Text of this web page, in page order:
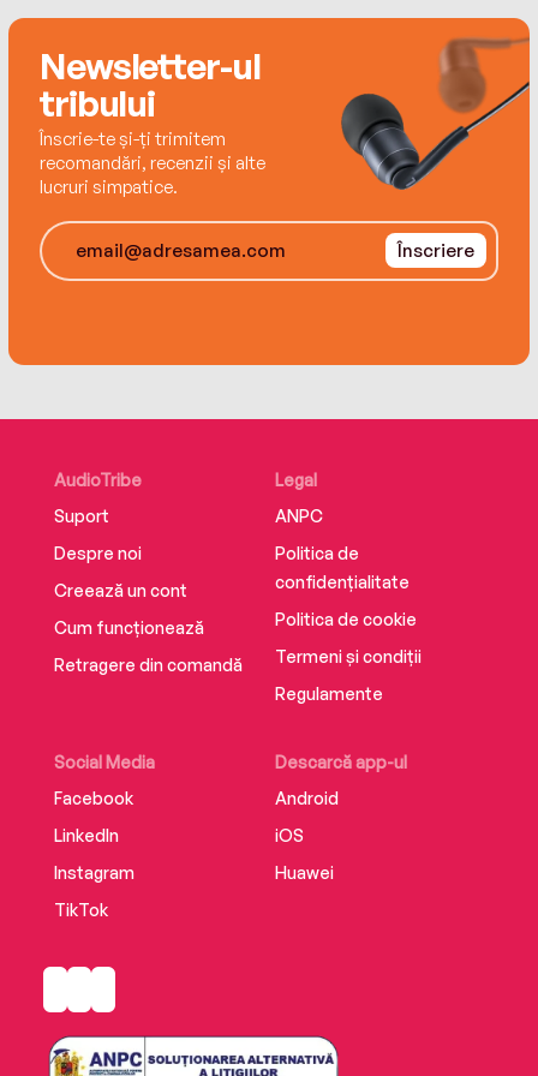
Newsletter-ul
tribului
Înscrie-te și-ți trimitem
recomandări, recenzii și alte
lucruri simpatice.
Înscriere
AudioTribe
Suport
Despre noi
Creează un cont
Cum funcționează
Retragere din comandă
Social Media
Facebook
LinkedIn
Instagram
TikTok
Descarcă app-ul
Android
iOS
Huawei
Legal
ANPC
Politica de
confidențialitate
Politica de cookie
Termeni și condiții
Regulamente